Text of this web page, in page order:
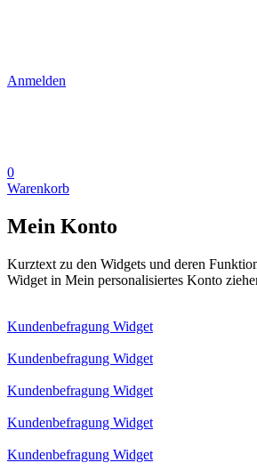
Anmelden
0
Warenkorb
Mein Konto
Kurztext zu den Widgets und deren
Widget in Mein personalisiertes Konto
Kundenbefragung Widget
Kundenbefragung Widget
Kundenbefragung Widget
Kundenbefragung Widget
Kundenbefragung Widget